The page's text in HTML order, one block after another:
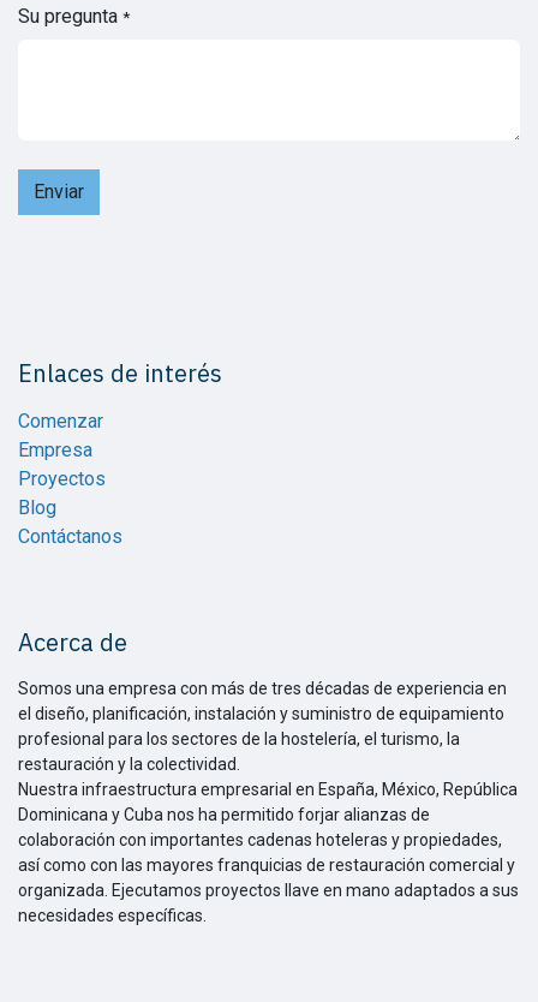
Su pregunta *
Enviar
Enlaces de interés
Comenzar
Empresa
Proyectos
Blog
Contáctanos
Acerca de
Somos una empresa con más de tres décadas de experiencia en
el diseño, planificación, instalación y suministro de equipamiento
profesional para los sectores de la hostelería, el turismo, la
restauración y la colectividad.
Nuestra infraestructura empresarial en España, México, República
Dominicana y Cuba nos ha permitido forjar alianzas de
colaboración con importantes cadenas hoteleras y propiedades,
así como con las mayores franquicias de restauración comercial y
organizada. Ejecutamos proyectos llave en mano adaptados a sus
necesidades específicas.